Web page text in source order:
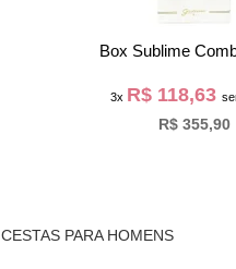
Box Sublime
3x R$ 118,63
R$ 355,90
CESTAS PARA HOMENS